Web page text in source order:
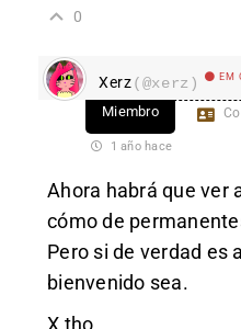
0
Xerz(@xerz) EM
Miembro
1 año hace
Ahora habrá que ver
cómo de
Pero si de verdad es
bienvenido sea.
X tho.